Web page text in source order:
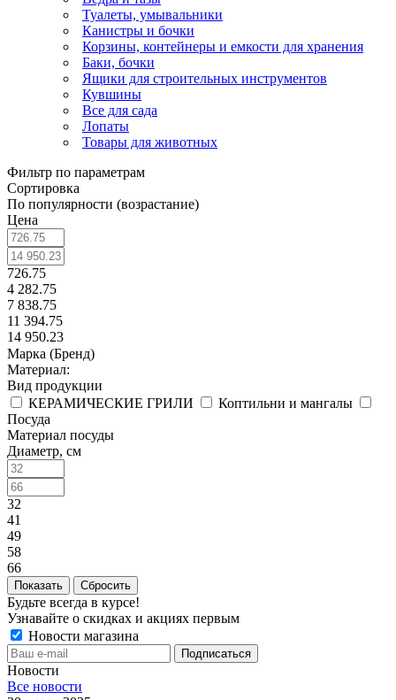
Туалеты, умывальники
Канистры и бочки
Корзины, контейнеры и емкости для хранения
Баки, бочки
Ящики для строительных инструментов
Кувшины
Все для сада
Лопаты
Товары для животных
Фильтр по параметрам
Сортировка
По популярности (возрастание)
Цена
726.75
4 282.75
7 838.75
11 394.75
14 950.23
Марка (Бренд)
Материал:
Вид продукции
КЕРАМИЧЕСКИЕ ГРИЛИ
Коптильни и мангалы
Посуда
Материал посуды
Диаметр, см
32
41
49
58
66
Сбросить
Будьте всегда в курсе!
Узнавайте о скидках и акциях первым
Новости магазина
Новости
Все новости